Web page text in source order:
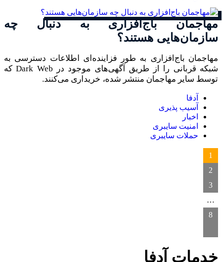
مهاجمان باج‌افزاری به دنبال چه
سازمان‌هایی هستند؟
مهاجمان باج‌افزاری به طور فزاینده‌ای اطلاعات دسترسی به
شبکه قربانی را از طریق آگهی‌های موجود در Dark Web که
توسط سایر مهاجمان منتشر شده، خریداری می‌کنند.
آدفا
آسیب پذیری
اخبار
امنیت سایبری
حملات سایبری
1
2
3
…
8
خدمات آدفا